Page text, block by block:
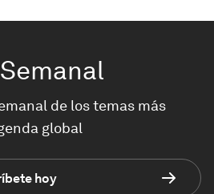
Semanal
de los temas más
global
hoy